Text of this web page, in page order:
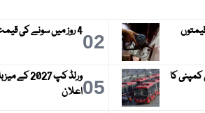
024 روز میں سونے کی قیمت میں بڑا اضافہ
کمپنی کا
05
ورلڈ کپ
اعلان